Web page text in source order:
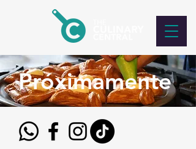
Próximamente